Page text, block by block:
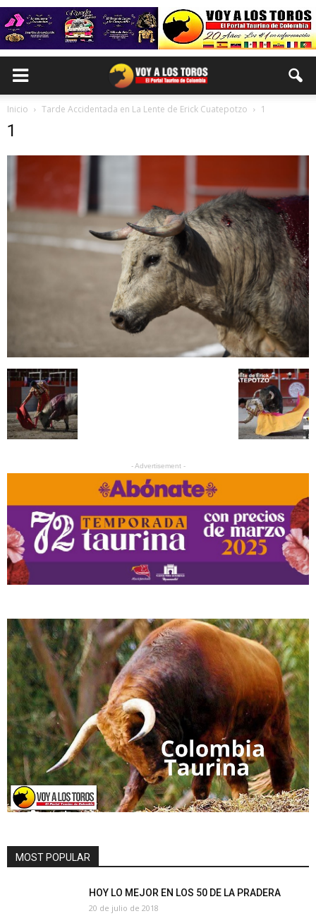
Inicio Tarde Accidentada en La Lente de Erick Cuatepotzo 1
1
- Advertisement -
MOST POPULAR
HOY LO MEJOR EN LOS 50 DE LA PRADERA
20 de julio de 2018